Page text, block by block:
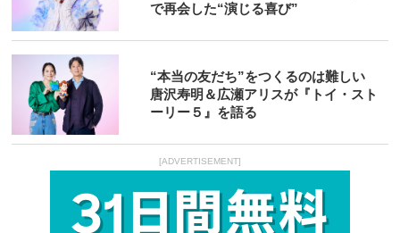
で再会した“演じる喜び”
“本当の友だち”をつくるのは難しい
唐沢寿明＆広瀬アリスが『トイ・スト
ーリー５』を語る
[ADVERTISEMENT]